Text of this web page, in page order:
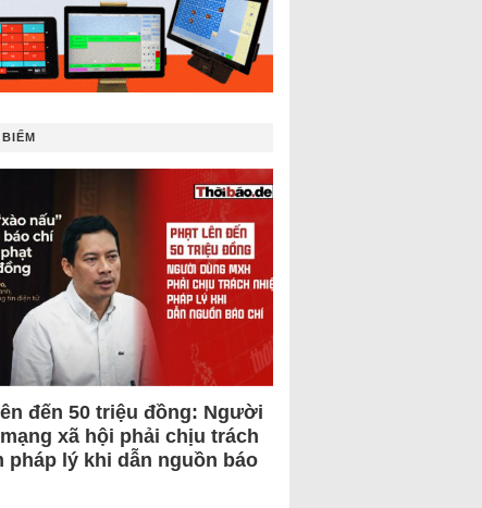
đến 50 triệu đồng: Người
xã hội phải chịu trách
pháp lý khi dẫn nguồn báo